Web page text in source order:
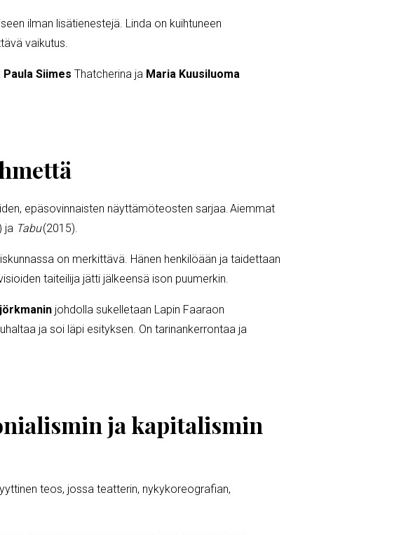
ilman lisätienestejä. Linda on kuihtuneen
vaikutus.
Paula Siimes Thatcherina ja Maria Kuusiluoma
epäsovinnaisten näyttämöteosten sarjaa. Aiemmat
ja Tabu(2015).
on merkittävä. Hänen henkilöään ja taidettaan
taiteilija jätti jälkeensä ison puumerkin.
johdolla sukelletaan Lapin Faaraon
ja soi läpi esityksen. On tarinankerrontaa ja
ja kapitalismin
teos, jossa teatterin, nykykoreografian,